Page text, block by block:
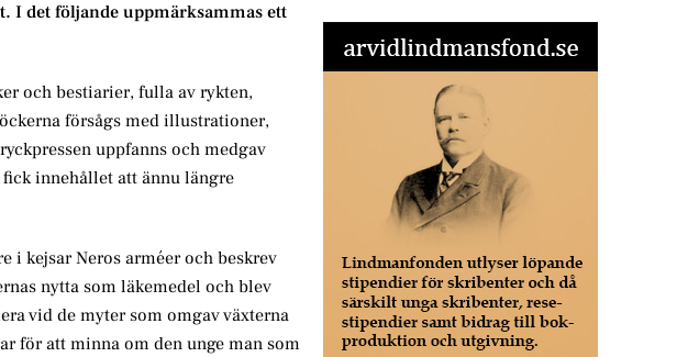
I det följande uppmärksammas ett
och bestiarier, fulla av rykten,
försågs med illustrationer,
uppfanns och medgav
innehållet att ännu längre
i kejsar Neros arméer och beskrev
nytta som läkemedel och blev
vid de myter som omgav växterna
för att minna om den unge man som